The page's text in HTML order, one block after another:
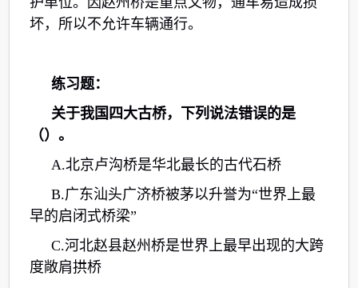
坏，所以不允许车辆通行。
练习题：
关于我国四大古桥，下列说法错误的是
（）。
A.北京卢沟桥是华北最长的古代石桥
B.广东汕头广济桥被茅以升誉为“世界上最
早的启闭式桥梁”
C.河北赵县赵州桥是世界上最早出现的大跨
度敞肩拱桥